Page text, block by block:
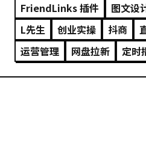
FriendLinks 插件
图文设
L先生
创业实操 抖商
运营管理
网盘拉新 定时